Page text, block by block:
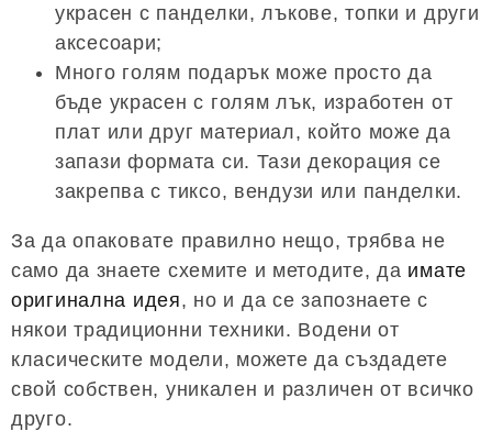
украсен с панделки, лъкове, топки и други
аксесоари;
Много голям подарък може просто да
бъде украсен с голям лък, изработен от
плат или друг материал, който може да
запази формата си. Тази декорация се
закрепва с тиксо, вендузи или панделки.
За да опаковате правилно нещо, трябва не
само да знаете схемите и методите, да имате
оригинална идея, но и да се запознаете с
някои традиционни техники. Водени от
класическите модели, можете да създадете
свой собствен, уникален и различен от всичко
друго.